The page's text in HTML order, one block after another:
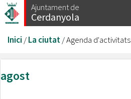
Vés
al
Ajuntament de
Cerdanyola
Esteu
aquí
Inici /La ciutat/Agenda d'activitats
agost